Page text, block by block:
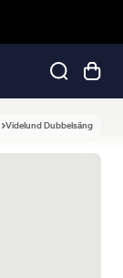
Videlund Dubbelsäng